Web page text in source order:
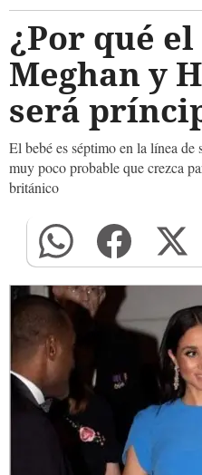
¿Por qué
Meghan y
será
El bebé es séptimo en la línea
muy poco probable que crezca
británico